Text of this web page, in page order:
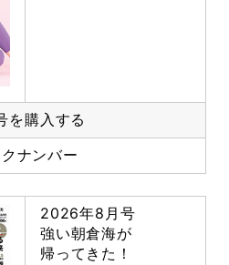
を購入する
ナンバー
2026年8月号
強い朝倉海が
帰ってきた！